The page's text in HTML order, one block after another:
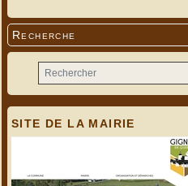
Recherche
SITE DE LA MAIRIE